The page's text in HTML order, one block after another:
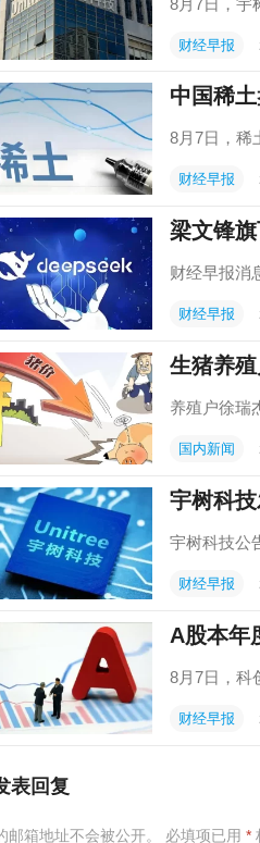
财经早报
中国稀
8月7日，稀
财经早报
梁文锋
财经早报消
财经早报
生猪养
养殖户徐瑞
国内新闻
宇树科
宇树科技公
财经早报
A股本年
8月7日，科
财经早报
表回复
邮箱地址不会被公开。 必填项已用 *